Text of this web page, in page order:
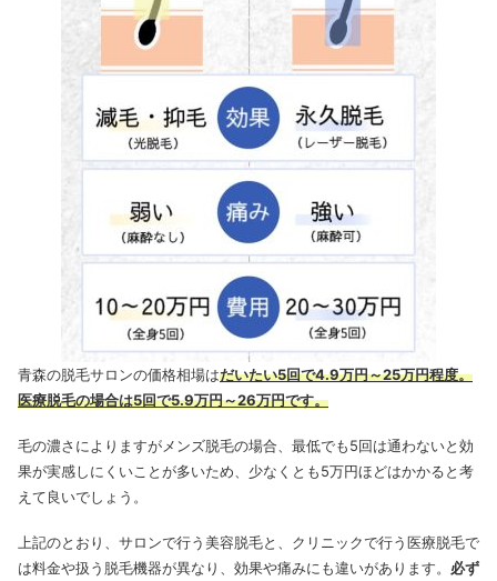
青森の脱毛サロンの価格相場はだいたい5回で4.9万円～25万円程度。
医療脱毛の場合は5回で5.9万円～26万円です。
毛の濃さによりますがメンズ脱毛の場合、最低でも5回は通わないと効
果が実感しにくいことが多いため、少なくとも5万円ほどはかかると考
えて良いでしょう。
上記のとおり、サロンで行う美容脱毛と、クリニックで行う医療脱毛で
は料金や扱う脱毛機器が異なり、効果や痛みにも違いがあります。 必ず